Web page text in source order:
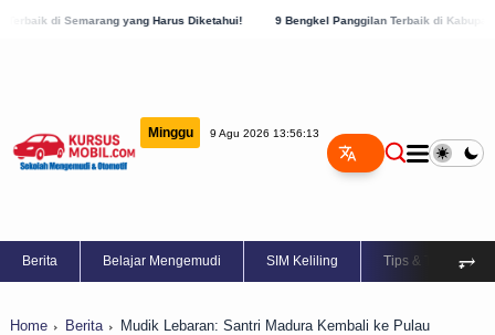
yang Harus Diketahui! 9 Bengkel Panggilan Terbaik di Kabupaten Semarang, Cek
Minggu 9 Agu 2026 13:56:14
Berita Belajar Mengemudi SIM Keliling Tips & Trik ⥅
Home Berita
Mudik Lebaran: Santri Madura Kembali ke Pulau